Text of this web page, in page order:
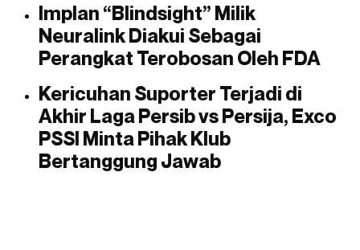
Implan “Blindsight” Milik
Neuralink Diakui Sebagai
Perangkat Terobosan Oleh FDA
Kericuhan Suporter Terjadi di
Akhir Laga Persib vs Persija, Exco
PSSI Minta Pihak Klub
Bertanggung Jawab